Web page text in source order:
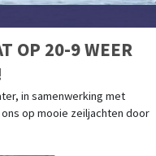
OP 20-9 WEER
in samenwerking met
op mooie zeiljachten door